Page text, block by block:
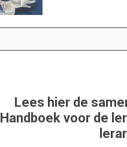
Lees hier de
Handboek voor de